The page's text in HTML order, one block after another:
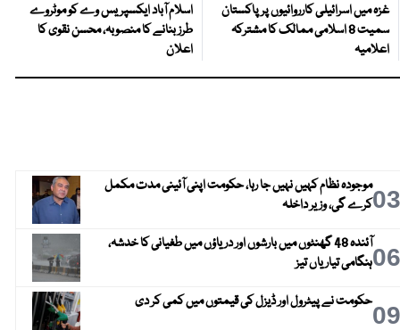
غزہ میں اسرائیلی کارروائیوں پر پاکستان
سمیت 8 اسلامی ممالک کا مشترکہ
اعلامیہ
اسلام آباد ایکسپریس وے کو موٹروے
طرز بنانے کا منصوبہ، محسن نقوی کا
اعلان
03موجودہ نظام کہیں نہیں جا رہا، حکومت اپنی آئینی مدت مکمل
کرے گی، وزیر داخلہ
06
آئندہ 48 گھنٹوں میں بارشوں اور دریاؤں میں طغیانی کا خدشہ،
ہنگامی تیاریاں تیز
09حکومت نے پیٹرول اور ڈیزل کی قیمتوں میں کمی کر دی